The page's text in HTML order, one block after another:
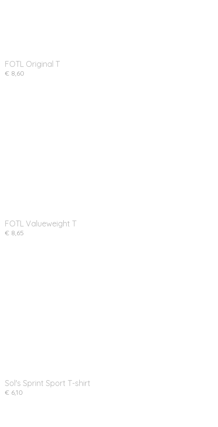
FOTL Original T
€ 8,60
FOTL Valueweight T
€ 8,65
Sol's Sprint Sport T-shirt
€ 6,10